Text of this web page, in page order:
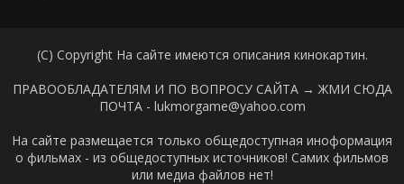
(C) Copyright На сайте имеются описания кинокартин.
ПРАВООБЛАДАТЕЛЯМ И ПО ВОПРОСУ САЙТА → ЖМИ СЮДА
ПОЧТА - lukmorgame@yahoo.com
На сайте размещается только общедоступная иноформация
о фильмах - из общедоступных источников! Самих фильмов
или медиа файлов нет!